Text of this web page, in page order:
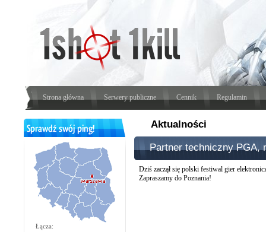
Strona główna Serwery publiczne Cennik Regulamin
Łącza:
Aktualności
Partner techniczny PGA,
Dziś zaczął się polski festiwal gier
Zapraszamy do Poznania!